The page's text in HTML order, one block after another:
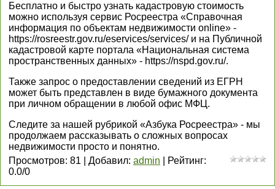
Бесплатно и быстро узнать кадастровую стоимость
можно используя сервис Росреестра «Справочная
информация по объектам недвижимости online» -
https://rosreestr.gov.ru/eservices/services/ и на Публичной
кадастровой карте портала «Национальная система
пространственных данных» - https://nspd.gov.ru/.
Также запрос о предоставлении сведений из ЕГРН
может быть представлен в виде бумажного документа
при личном обращении в любой офис МФЦ.
Следите за нашей рубрикой «Азбука Росреестра» - мы
продолжаем рассказывать о сложных вопросах
недвижимости просто и понятно.
Просмотров: 81 Добавил: admin Рейтинг:
0.0/0